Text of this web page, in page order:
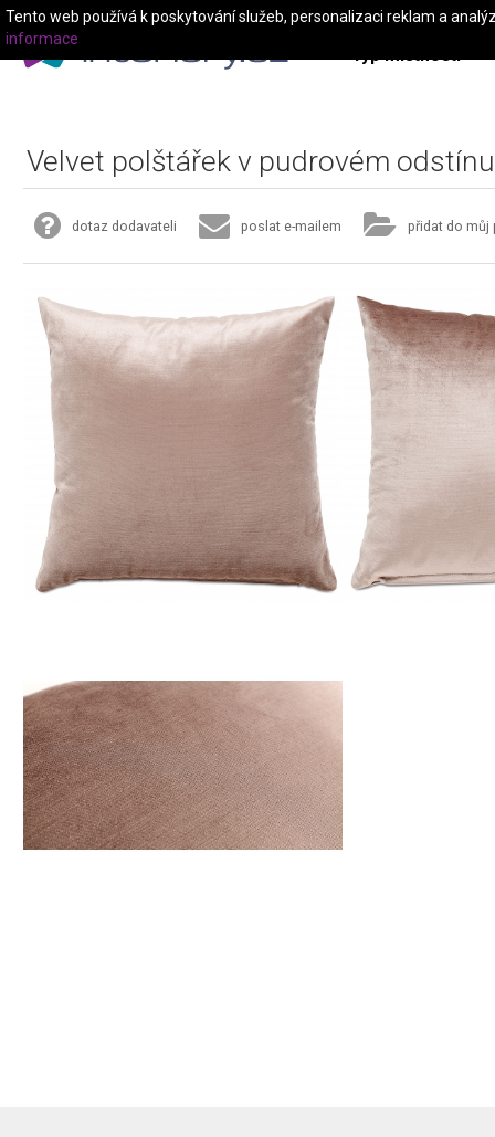
Typ místnosti
Velvet polštářek v pudrovém odstínu
dotaz dodavateli poslat e-mailem přidat do můj
Tento web používá k poskytování služeb, personalizaci reklam a
informace